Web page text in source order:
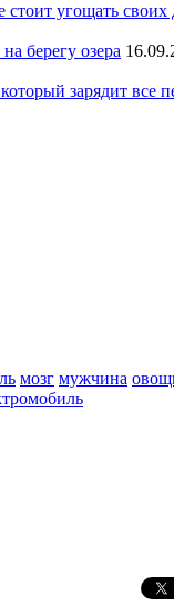
стоит угощать
берегу озера
зарядит все
мозг мужчина